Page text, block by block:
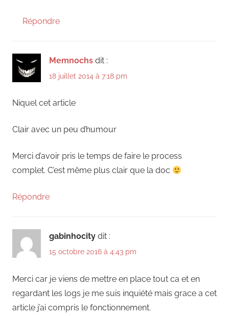
Répondre
Memnochs dit :
18 juillet 2014 à 7:18 pm
Niquel cet article
Clair avec un peu d’humour
Merci d’avoir pris le temps de faire le process
complet. C’est même plus clair que la doc
Répondre
gabinhocity dit :
15 octobre 2016 à 4:43 pm
Merci car je viens de mettre en place tout ca et en
regardant les logs je me suis inquiété mais grace a cet
article j’ai compris le fonctionnement.